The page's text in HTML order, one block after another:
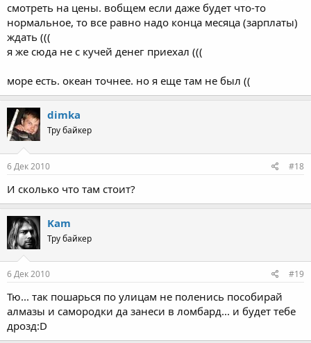
смотреть на цены. вобщем если даже будет что-то
нормальное, то все равно надо конца месяца (зарплаты)
ждать (((
я же сюда не с кучей денег приехал (((
море есть. океан точнее. но я еще там не был ((
dimka
Тру байкер
6 Дек 2010 #18
И сколько что там стоит?
Kam
Тру байкер
6 Дек 2010 #19
Тю... так пошарься по улицам не поленись пособирай
алмазы и самородки да занеси в ломбард... и будет тебе
дрозд:D